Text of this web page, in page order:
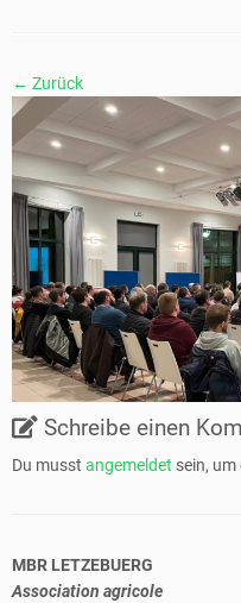
← Zurück
Schreibe einen
Du musst angemeldet sein,
MBR LETZEBUERG
Association agricole